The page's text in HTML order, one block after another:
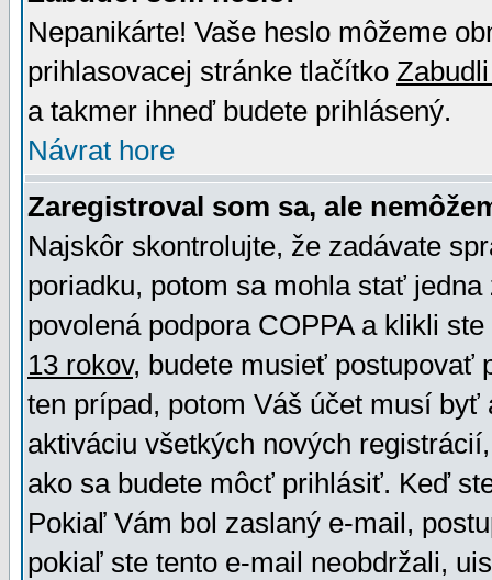
Nepanikárte! Vaše heslo môžeme
prihlasovacej stránke tlačítko
a takmer ihneď budete prihlásený.
Návrat hore
Zaregistroval som sa, ale
Najskôr skontrolujte, že zadávate
poriadku, potom sa mohla stať
povolená podpora COPPA a klikli
13 rokov, budete musieť postupovať
ten prípad, potom Váš účet musí
aktiváciu všetkých nových
ako sa budete môcť prihlásiť. Keď
Pokiaľ Vám bol zaslaný e-mail,
pokiaľ ste tento e-mail neobdržali,